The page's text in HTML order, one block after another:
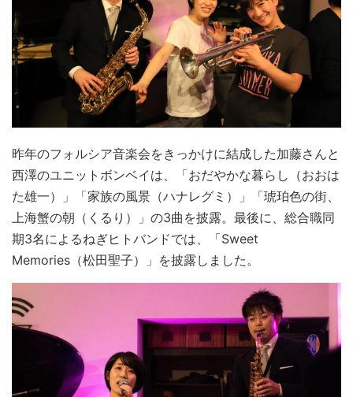
昨年のフォルシア音楽会をきっかけに結成した加藤さんと
西澤のユニットボンベイは、「おだやかな暮らし（おおは
た雄一）」「家族の風景（ハナレグミ）」「琥珀色の街、
上海蟹の朝（くるり）」の3曲を披露。最後に、総合職同
期3名によるねぎヒトバンドでは、「Sweet
Memories（松田聖子）」を披露しました。